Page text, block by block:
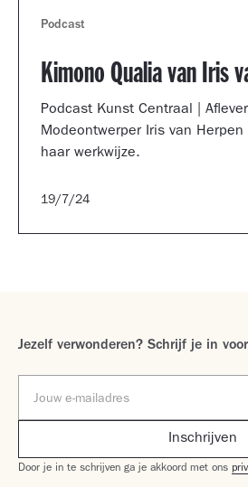
Podcast
Kimono Qualia van Iris
Podcast Kunst Centraal |
Modeontwerper Iris van
haar werkwijze.
19/7/24
Jezelf verwonderen? Schrijf je in
Door je in te schrijven ga je akkoord met ons